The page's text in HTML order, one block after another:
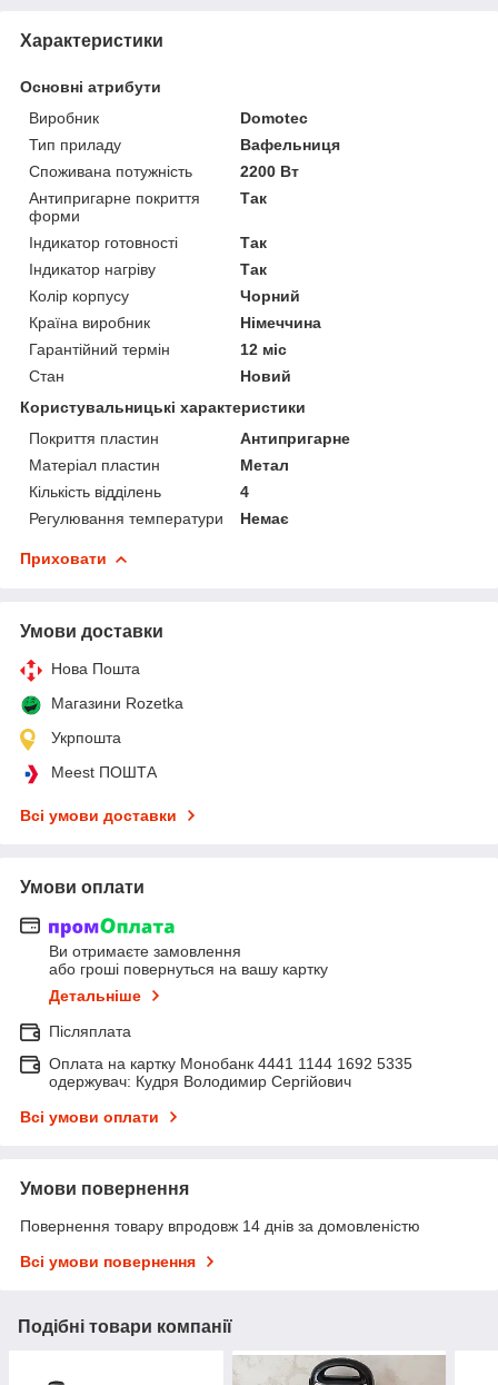
Характеристики
Основні атрибути
Виробник
Domotec
Тип приладу
Вафельниця
Споживана потужність
2200 Вт
Антипригарне покриття
форми
Так
Індикатор готовності
Так
Індикатор нагріву
Так
Колір корпусу
Чорний
Країна виробник
Німеччина
Гарантійний термін
12 міс
Стан
Новий
Користувальницькі характеристики
Покриття пластин
Антипригарне
Матеріал пластин
Метал
Кількість відділень
4
Регулювання температури
Немає
Приховати
Умови доставки
Нова Пошта
Магазини Rozetka
Укрпошта
Meest ПОШТА
Всі умови доставки
Умови оплати
Ви отримаєте замовлення
або гроші повернуться на вашу картку
Детальніше
Післяплата
Оплата на картку Монобанк 4441 1144 1692 5335
одержувач: Кудря Володимир Сергійович
Всі умови оплати
Умови повернення
Повернення товару впродовж 14 днів за домовленістю
Всі умови повернення
Подібні товари компанії